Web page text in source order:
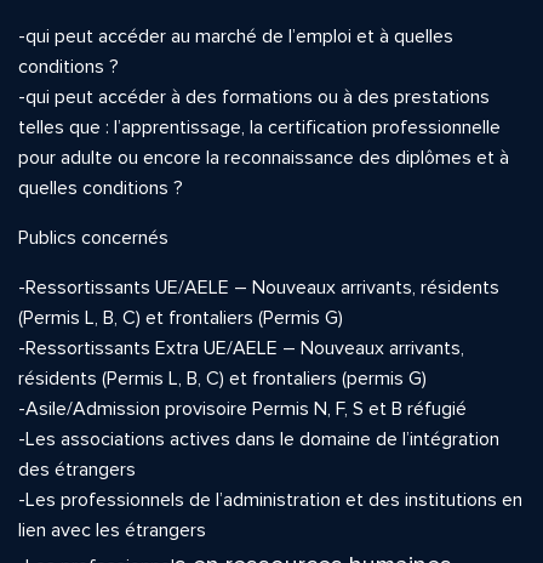
-qui peut accéder au marché de l’emploi et à quelles
conditions ?
-qui peut accéder à des formations ou à des prestations
telles que : l’apprentissage, la certification professionnelle
pour adulte ou encore la reconnaissance des diplômes et à
quelles conditions ?
Publics concernés
-Ressortissants UE/AELE – Nouveaux arrivants, résidents
(Permis L, B, C) et frontaliers (Permis G)
-Ressortissants Extra UE/AELE – Nouveaux arrivants,
résidents (Permis L, B, C) et frontaliers (permis G)
-Asile/Admission provisoire Permis N, F, S et B réfugié
-Les associations actives dans le domaine de l’intégration
des étrangers
-Les professionnels de l’administration et des institutions en
lien avec les étrangers